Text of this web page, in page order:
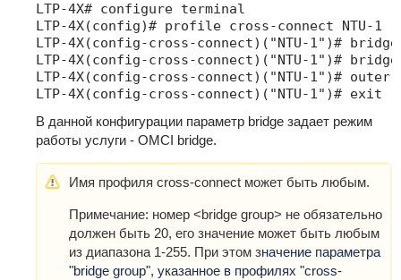
LTP-4X# configure terminal
LTP-4X(config)# profile cross-connect NTU-1
LTP-4X(config-cross-connect)("NTU-1")# bridge
LTP-4X(config-cross-connect)("NTU-1")#
LTP-4X(config-cross-connect)("NTU-1")# outer
LTP-4X(config-cross-connect)("NTU-1")# exit
В данной конфигурации параметр bridge задает режим
работы услуги - OMCI bridge.
Имя профиля cross-connect может быть любым.
Примечание: номер <bridge group> не обязательно
должен быть 20, его значение может быть любым
из диапазона 1-255. При этом значение параметра
"bridge group", указанное в профилях "cross-